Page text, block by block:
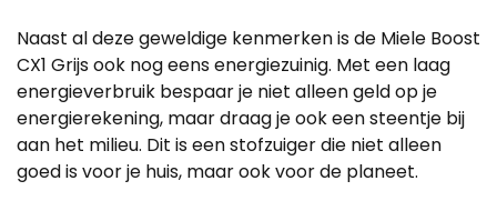
Naast al deze geweldige kenmerken is de Miele Boost
CX1 Grijs ook nog eens energiezuinig. Met een laag
energieverbruik bespaar je niet alleen geld op je
energierekening, maar draag je ook een steentje bij
aan het milieu. Dit is een stofzuiger die niet alleen
goed is voor je huis, maar ook voor de planeet.